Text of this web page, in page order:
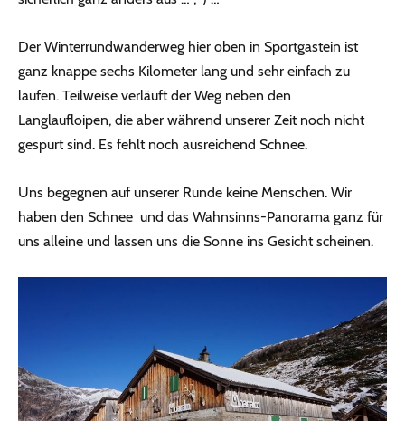
Der Winterrundwanderweg hier oben in Sportgastein ist
ganz knappe sechs Kilometer lang und sehr einfach zu
laufen. Teilweise verläuft der Weg neben den
Langlaufloipen, die aber während unserer Zeit noch nicht
gespurt sind. Es fehlt noch ausreichend Schnee.
Uns begegnen auf unserer Runde keine Menschen. Wir
haben den Schnee und das Wahnsinns-Panorama ganz für
uns alleine und lassen uns die Sonne ins Gesicht scheinen.